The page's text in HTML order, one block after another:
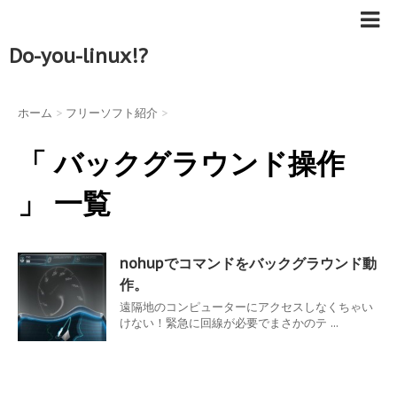
Do-you-linux!?
ホーム > フリーソフト紹介 >
「 バックグラウンド操作
」 一覧
nohupでコマンドをバックグラウンド動
作。
遠隔地のコンピューターにアクセスしなくちゃい
けない！緊急に回線が必要でまさかのテ ...